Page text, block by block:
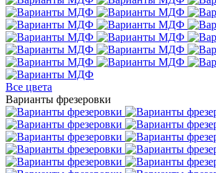
Все цвета
Варианты фрезеровки